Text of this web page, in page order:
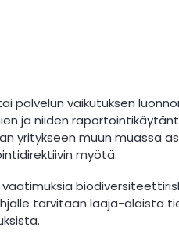
palvelun vaikutuksen
ja niiden
yritykseen muun muassa
myötä.
tarvitaan laaja-alaista